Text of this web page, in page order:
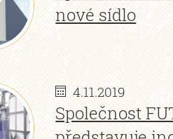
nové sídlo
4.11.2019
Společnost